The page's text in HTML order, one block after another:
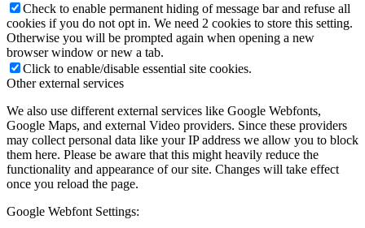
Check to enable permanent hiding of message bar and refuse all
cookies if you do not opt in. We need 2 cookies to store this setting.
Otherwise you will be prompted again when opening a new
browser window or new a tab.
Click to enable/disable essential site cookies.
Other external services
We also use different external services like Google Webfonts,
Google Maps, and external Video providers. Since these providers
may collect personal data like your IP address we allow you to block
them here. Please be aware that this might heavily reduce the
functionality and appearance of our site. Changes will take effect
once you reload the page.
Google Webfont Settings: